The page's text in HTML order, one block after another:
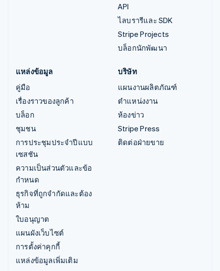
API
ไลบรารีและ SDK
Stripe Projects
บล็อกนักพัฒนา
แหล่งข้อมูล
คู่มือ
เรื่องราวของลูกค้า
บล็อก
ชุมชน
การประชุมประจำปีแบบ
เซสชัน
ความเป็นส่วนตัวและข้อ
กำหนด
ธุรกิจที่ถูกจำกัดและต้อง
ห้าม
ใบอนุญาต
แผนผังเว็บไซต์
การตั้งค่าคุกกี้
แหล่งข้อมูลเพิ่มเติม
บริษัท
แผนงานผลิตภัณฑ์
ตำแหน่งงาน
ห้องข่าว
Stripe Press
ติดต่อฝ่ายขาย